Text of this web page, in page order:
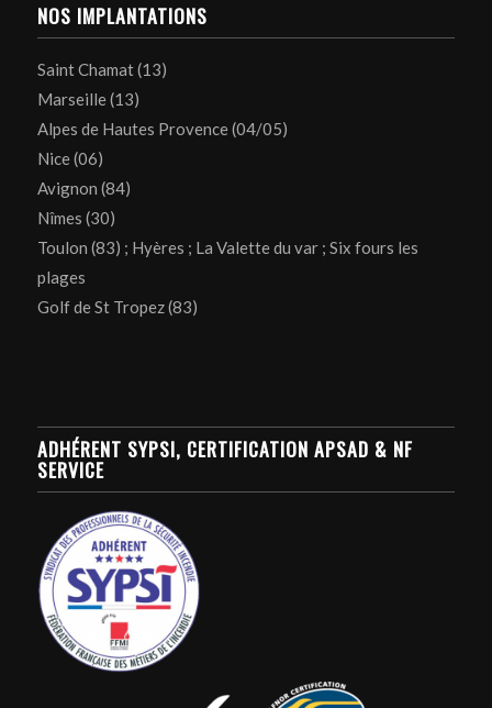
NOS IMPLANTATIONS
Saint Chamat (13)
Marseille (13)
Alpes de Hautes Provence (04/05)
Nice (06)
Avignon (84)
Nîmes (30)
Toulon (83) ; Hyères ; La Valette du var ; Six fours les
plages
Golf de St Tropez (83)
ADHÉRENT SYPSI, CERTIFICATION APSAD & NF
SERVICE